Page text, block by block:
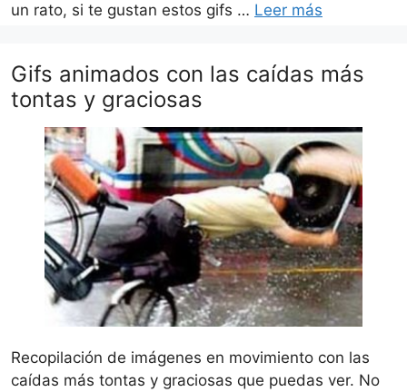
un rato, si te gustan estos gifs … Leer más
Gifs animados con las caídas más
tontas y graciosas
Recopilación de imágenes en movimiento con las
caídas más tontas y graciosas que puedas ver. No